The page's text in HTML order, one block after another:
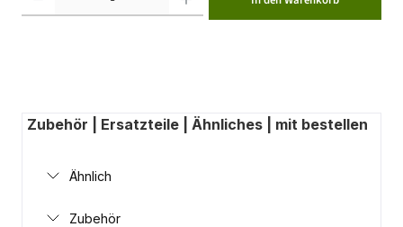
Zubehör | Ersatzteile | Ähnliches | mit bestellen
Ähnlich
Zubehör